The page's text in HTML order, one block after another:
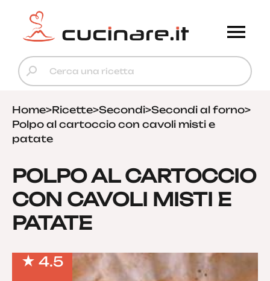
Home>Ricette>Secondi>Secondi al forno>
Polpo al cartoccio con cavoli misti e
patate
POLPO AL CARTOCCIO
CON CAVOLI MISTI E
PATATE
4.5